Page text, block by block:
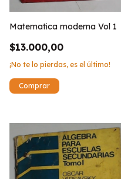
Matematica moderna Vol 1
$13.000,00
¡No te lo pierdas, es el último!